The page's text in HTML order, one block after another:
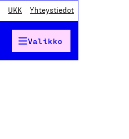
UKK Yhteystiedot
Valikko